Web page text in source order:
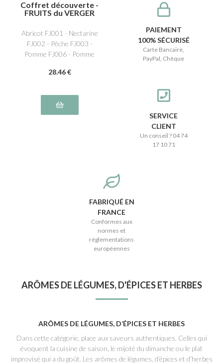
Coffret découverte -
FRUITS du VERGER
Abricot FJ001 - Nectarine
FJ002 - Pêche FJ003 -
Pomme FJ006 - Pomme
28.46 €
PAIEMENT
100% SÉCURISÉ
Carte Bancaire,
PayPal, Chèque
SERVICE
CLIENT
Un conseil ? 04 74
17 10 71
FABRIQUÉ EN
FRANCE
Conformes aux
normes et
réglementations
européennes
ARÔMES DE LÉGUMES, D'ÉPICES ET HERBES
ARÔMES DE LÉGUMES, D’ÉPICES ET HERBES
Dans cette catégorie, place aux saveurs authentiques. Celles qui
évoquent la cuisine de saison, le mijoté du dimanche ou le plat
improvisé qui a du goût. Les arômes de légumes, d’épices et d’herbes